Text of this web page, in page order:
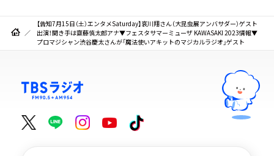
【告知7月15日（土）エンタメSaturday】哀川翔さん（大昆虫展アンバサダー）ゲスト
出演！聞き手は齋藤慎太郎アナ▼フェスタサマーミューザ KAWASAKI 2023情報▼
プロマジシャン渋谷慶太さんが「魔法使いアキットのマジカルラジオ」ゲスト